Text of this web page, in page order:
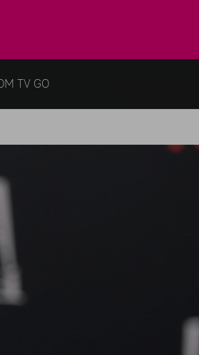
TV GO